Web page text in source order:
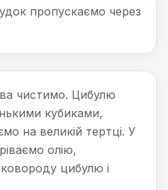
пропускаємо через
чистимо. Цибулю
кубиками,
на великій тертці. У
олію,
цибулю і